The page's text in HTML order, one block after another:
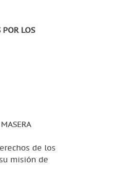
LOS
de los
misión de